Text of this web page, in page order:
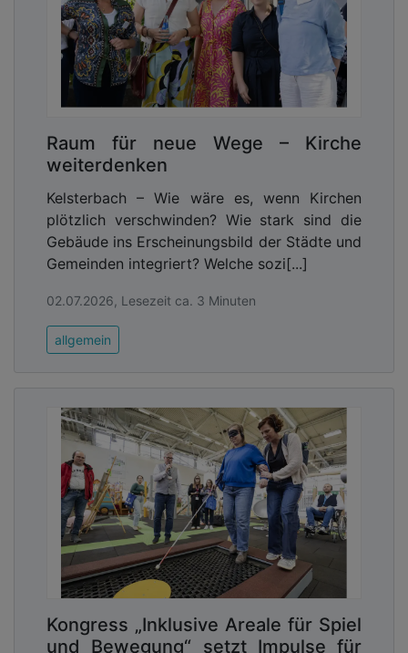
Raum für neue Wege – Kirche
weiterdenken
Kelsterbach – Wie wäre es, wenn Kirchen
plötzlich verschwinden? Wie stark sind die
Gebäude ins Erscheinungsbild der Städte und
Gemeinden integriert? Welche sozi[...]
02.07.2026, Lesezeit ca. 3 Minuten
allgemein
Kongress „Inklusive Areale für Spiel
und Bewegung“ setzt Impulse für